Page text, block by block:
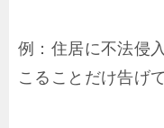
例：住居に不法侵
こることだけ告げ